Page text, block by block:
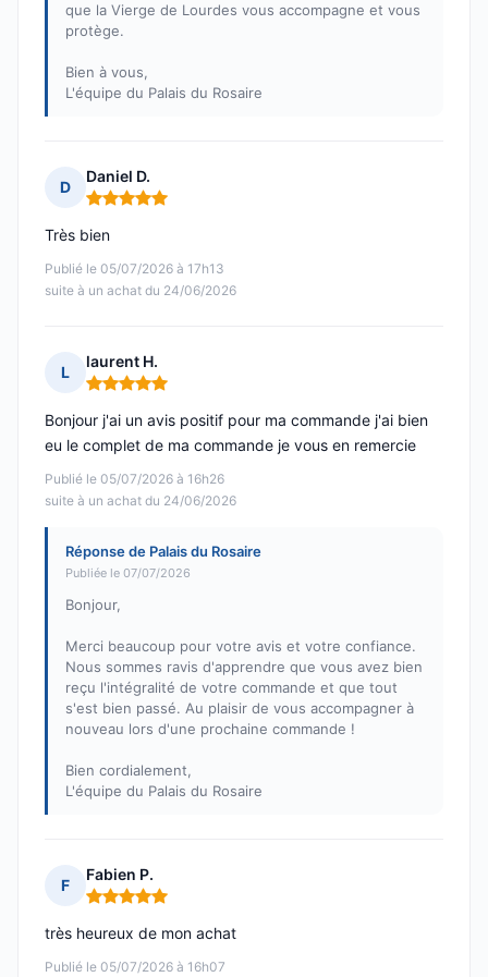
que la Vierge de Lourdes vous accompagne et vous
protège.
Bien à vous,
L'équipe du Palais du Rosaire
D
Daniel D.
Note : 5 sur 5
Publié le 05/07/2026 à 17h13
suite à un achat du 24/06/2026
Très bien
L
laurent H.
Note : 5 sur 5
Publié le 05/07/2026 à 16h26
suite à un achat du 24/06/2026
Bonjour j'ai un avis positif pour ma commande j'ai bien
eu le complet de ma commande je vous en remercie
Réponse de Palais du Rosaire
Publiée le 07/07/2026
Bonjour,
Merci beaucoup pour votre avis et votre confiance.
Nous sommes ravis d'apprendre que vous avez bien
reçu l'intégralité de votre commande et que tout
s'est bien passé. Au plaisir de vous accompagner à
nouveau lors d'une prochaine commande !
Bien cordialement,
L'équipe du Palais du Rosaire
F
Fabien P.
Note : 5 sur 5
Publié le 05/07/2026 à 16h07
très heureux de mon achat